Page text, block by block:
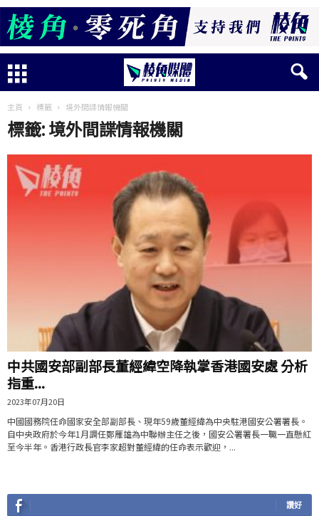
主頁 標籤 境外間諜情報機關
標籤: 境外間諜情報機關
中共國安部副部長董經緯空降執掌香港國安處 分析
指重...
2023年07月20日
中國國務院任命國家安全部副部長、現年59歲董經緯為中央駐港國安公署署長。
自中央政府於今年1月調任鄭雁雄為中聯辦主任之後，國安公署署長一職一直懸紅
至今半年。香港行政長官李家超對董經緯的任命表示歡迎，...
讚好